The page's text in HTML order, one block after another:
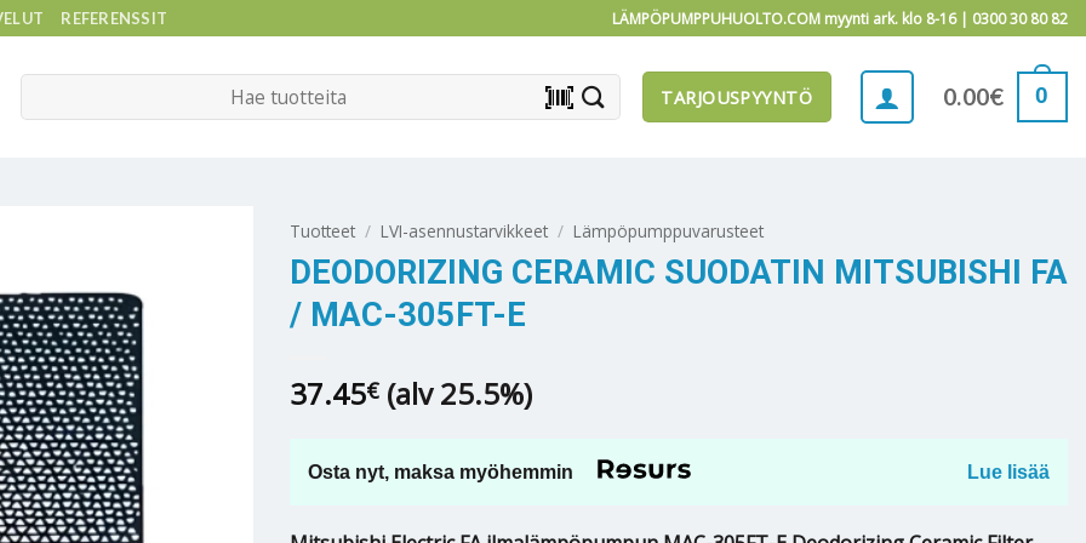
REFERENSSIT LÄMPÖPUMPPUHUOLTO.COM myynti ark. klo 8-16 | 0300 30 80 82
barcode_scanner TARJOUSPYYNTÖ 0.00€ 0
Tuotteet / LVI-asennustarvikkeet / Lämpöpumppuvarusteet
DEODORIZING CERAMIC SUODATIN MITSUBISHI FA
/ MAC-305FT-E
37.45€ (alv 25.5%)
Osta nyt, maksa myöhemmin Lue lisää